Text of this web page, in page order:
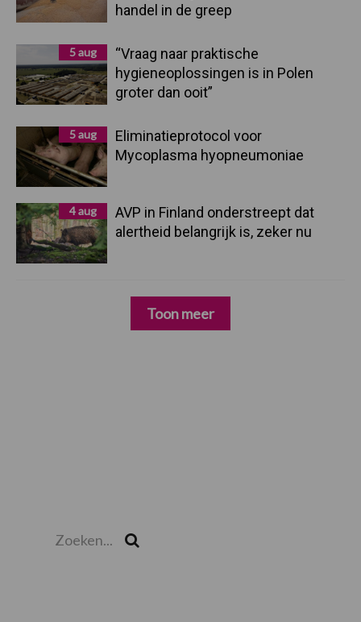
handel in de greep
5 aug
“Vraag naar praktische
hygieneoplossingen is in Polen
groter dan ooit”
5 aug
Eliminatieprotocol voor
Mycoplasma hyopneumoniae
4 aug
AVP in Finland onderstreept dat
alertheid belangrijk is, zeker nu
Toon meer